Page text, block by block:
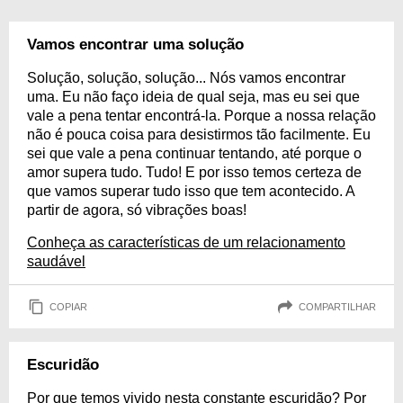
Vamos encontrar uma solução
Solução, solução, solução... Nós vamos encontrar
uma. Eu não faço ideia de qual seja, mas eu sei que
vale a pena tentar encontrá-la. Porque a nossa relação
não é pouca coisa para desistirmos tão facilmente. Eu
sei que vale a pena continuar tentando, até porque o
amor supera tudo. Tudo! E por isso temos certeza de
que vamos superar tudo isso que tem acontecido. A
partir de agora, só vibrações boas!
Conheça as características de um relacionamento
saudável
COPIAR COMPARTILHAR
Escuridão
Por que temos vivido nesta constante escuridão? Por